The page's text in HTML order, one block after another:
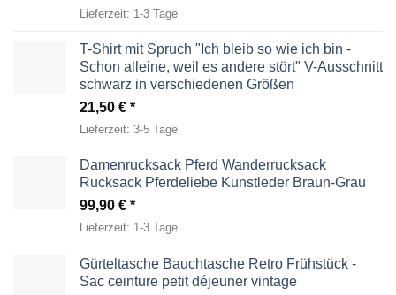
Lieferzeit: 1-3 Tage
T-Shirt mit Spruch "Ich bleib so wie ich bin -
Schon alleine, weil es andere stört" V-Ausschnitt
schwarz in verschiedenen Größen
21,50 €
Lieferzeit: 3-5 Tage
Damenrucksack Pferd Wanderrucksack
Rucksack Pferdeliebe Kunstleder Braun-Grau
99,90 €
Lieferzeit: 1-3 Tage
Gürteltasche Bauchtasche Retro Frühstück -
Sac ceinture petit déjeuner vintage